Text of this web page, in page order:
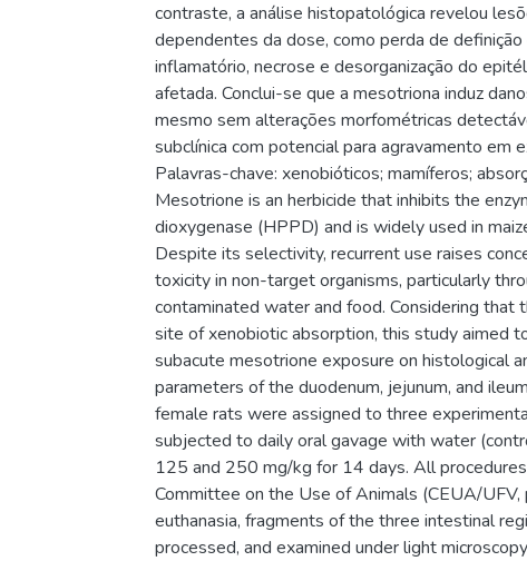
contraste, a análise histopatológica revelou
dependentes da dose, como perda de
inflamatório, necrose e desorganização do
afetada. Conclui-se que a mesotriona induz
mesmo sem alterações morfométricas
subclínica com potencial para agravamento em
Palavras-chave: xenobióticos; mamíferos;
Mesotrione is an herbicide that inhibits the
dioxygenase (HPPD) and is widely used in
Despite its selectivity, recurrent use raises
toxicity in non-target organisms, particularly
contaminated water and food. Considering that
site of xenobiotic absorption, this study aimed
subacute mesotrione exposure on histological
parameters of the duodenum, jejunum, and
female rats were assigned to three
subjected to daily oral gavage with water
125 and 250 mg/kg for 14 days. All
Committee on the Use of Animals (CEUA/
euthanasia, fragments of the three intestinal
processed, and examined under light